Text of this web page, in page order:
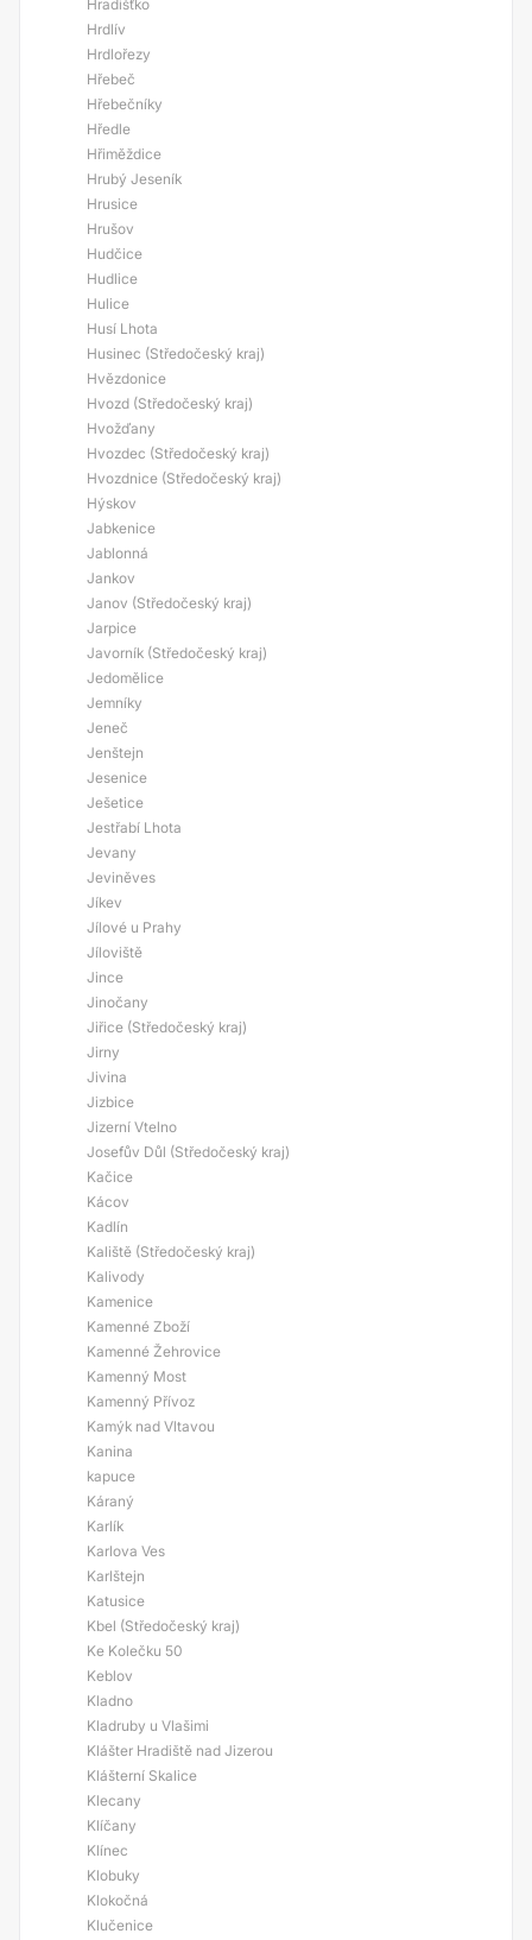
Hradišťko
Hrdlív
Hrdlořezy
Hřebeč
Hřebečníky
Hředle
Hřiměždice
Hrubý Jeseník
Hrusice
Hrušov
Hudčice
Hudlice
Hulice
Husí Lhota
Husinec (Středočeský kraj)
Hvězdonice
Hvozd (Středočeský kraj)
Hvožďany
Hvozdec (Středočeský kraj)
Hvozdnice (Středočeský kraj)
Hýskov
Jabkenice
Jablonná
Jankov
Janov (Středočeský kraj)
Jarpice
Javorník (Středočeský kraj)
Jedomělice
Jemníky
Jeneč
Jenštejn
Jesenice
Ješetice
Jestřabí Lhota
Jevany
Jeviněves
Jíkev
Jílové u Prahy
Jíloviště
Jince
Jinočany
Jiřice (Středočeský kraj)
Jirny
Jivina
Jizbice
Jizerní Vtelno
Josefův Důl (Středočeský kraj)
Kačice
Kácov
Kadlín
Kaliště (Středočeský kraj)
Kalivody
Kamenice
Kamenné Zboží
Kamenné Žehrovice
Kamenný Most
Kamenný Přívoz
Kamýk nad Vltavou
Kanina
kapuce
Káraný
Karlík
Karlova Ves
Karlštejn
Katusice
Kbel (Středočeský kraj)
Ke Kolečku 50
Keblov
Kladno
Kladruby u Vlašimi
Klášter Hradiště nad Jizerou
Klášterní Skalice
Klecany
Klíčany
Klínec
Klobuky
Klokočná
Klučenice